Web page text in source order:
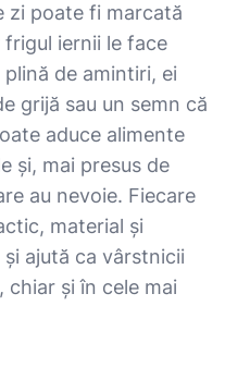
zi poate fi marcată
iernii le face
plină de amintiri, ei
grijă sau un semn că
aduce alimente
și, mai presus de
au nevoie. Fiecare
material și
ajută ca vârstnicii
chiar și în cele mai